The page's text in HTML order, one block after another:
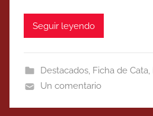
Seguir leyendo
Destacados, Ficha de Cata,
Un comentario